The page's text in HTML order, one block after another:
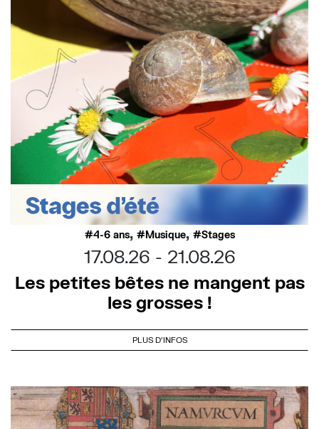
4-6 ans, Musique, Stages
17.08.26
21.08.26
Les petites bêtes ne mangent pas
les grosses !
PLUS D'INFOS